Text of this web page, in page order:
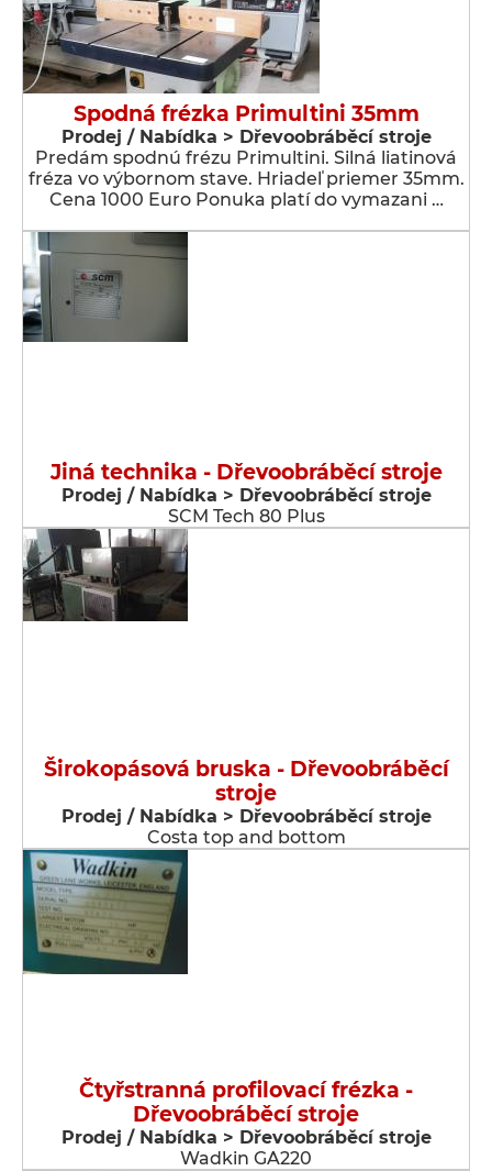
Spodná frézka Primultini 35mm
Prodej / Nabídka > Dřevoobráběcí stroje
Predám spodnú frézu Primultini. Silná liatinová
fréza vo výbornom stave. Hriadeľ priemer 35mm.
Cena 1000 Euro Ponuka platí do vymazani …
Jiná technika - Dřevoobráběcí stroje
Prodej / Nabídka > Dřevoobráběcí stroje
SCM Tech 80 Plus
Širokopásová bruska - Dřevoobráběcí
stroje
Prodej / Nabídka > Dřevoobráběcí stroje
Costa top and bottom
Čtyřstranná profilovací frézka -
Dřevoobráběcí stroje
Prodej / Nabídka > Dřevoobráběcí stroje
Wadkin GA220